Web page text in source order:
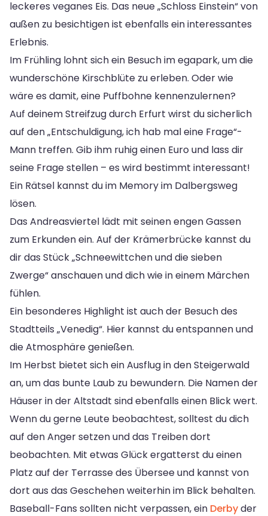
leckeres veganes Eis. Das neue „Schloss Einstein“ von
außen zu besichtigen ist ebenfalls ein interessantes
Erlebnis.
Im Frühling lohnt sich ein Besuch im egapark, um die
wunderschöne Kirschblüte zu erleben. Oder wie
wäre es damit, eine Puffbohne kennenzulernen?
Auf deinem Streifzug durch Erfurt wirst du sicherlich
auf den „Entschuldigung, ich hab mal eine Frage“-
Mann treffen. Gib ihm ruhig einen Euro und lass dir
seine Frage stellen – es wird bestimmt interessant!
Ein Rätsel kannst du im Memory im Dalbergsweg
lösen.
Das Andreasviertel lädt mit seinen engen Gassen
zum Erkunden ein. Auf der Krämerbrücke kannst du
dir das Stück „Schneewittchen und die sieben
Zwerge“ anschauen und dich wie in einem Märchen
fühlen.
Ein besonderes Highlight ist auch der Besuch des
Stadtteils „Venedig“. Hier kannst du entspannen und
die Atmosphäre genießen.
Im Herbst bietet sich ein Ausflug in den Steigerwald
an, um das bunte Laub zu bewundern. Die Namen der
Häuser in der Altstadt sind ebenfalls einen Blick wert.
Wenn du gerne Leute beobachtest, solltest du dich
auf den Anger setzen und das Treiben dort
beobachten. Mit etwas Glück ergatterst du einen
Platz auf der Terrasse des Übersee und kannst von
dort aus das Geschehen weiterhin im Blick behalten.
Baseball-Fans sollten nicht verpassen, ein Derbyder